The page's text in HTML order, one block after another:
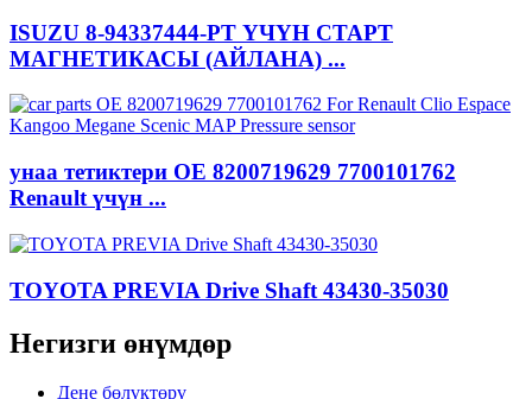
ISUZU 8-94337444-PT ҮЧҮН СТАРТ
МАГНЕТИКАСЫ (АЙЛАНА) ...
унаа тетиктери OE 8200719629 7700101762
Renault үчүн ...
TOYOTA PREVIA Drive Shaft 43430-35030
Негизги өнүмдөр
Дене бөлүктөрү